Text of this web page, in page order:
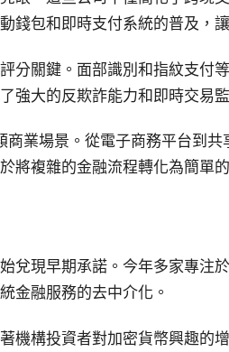
錢包和即時支付系統的普及，
分關鍵。面部識別和指紋支付
強大的反欺詐能力和即時交易
業場景。從電子商務平台到
將複雜的金融流程轉化為簡單
兌現早期承諾。今年多家專注
金融服務的去中介化。
機構投資者對加密貨幣興趣的